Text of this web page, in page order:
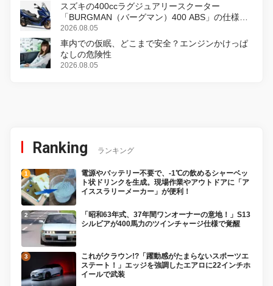
スズキの400ccラグジュアリースクーター
「BURGMAN（バーグマン）400 ABS」の仕様を
変更し、8月18日に発売
2026.08.05
車内での仮眠、どこまで安全？エンジンかけっぱ
なしの危険性
2026.08.05
Ranking ランキング
電源やバッテリー不要で、-1℃の飲めるシャーベッ
ト状ドリンクを生成。現場作業やアウトドアに「ア
イススラリーメーカー」が便利！
「昭和63年式、37年間ワンオーナーの意地！」S13
シルビアが400馬力のツインチャージ仕様で覚醒
これがクラウン!?「躍動感がたまらないスポーツエ
ステート！」エッジを強調したエアロに22インチホ
イールで武装